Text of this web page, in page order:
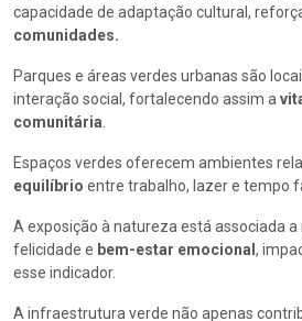
capacidade de adaptação cultural,
comunidades.
Parques e áreas verdes urbanas são
interação social, fortalecendo assim a
comunitária
Espaços verdes oferecem ambientes
equilíbrio entre trabalho, lazer e tempo
A exposição à natureza está associada
felicidade e bem-estar emocional ,
esse indicador.
A infraestrutura verde não apenas